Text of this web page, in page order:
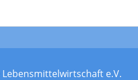
e.V.